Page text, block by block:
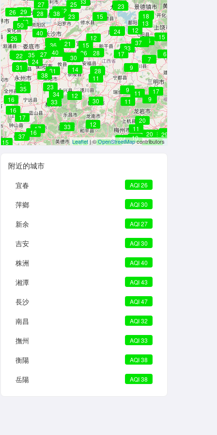
25
36
30
35
18
26
37
30
35
20
17
31
14
40
22
26
40
33
32
43
30
43
17
27
47 34
38
33
38
32 24
42
22
11
23
33
9
34
11
15
33
16
18
27
28
29
15
25
40
9
26
6
48
27
28
50
9
28
44 35
42
34
23
15
10
17
35
22
12
15
13
12
17
11
12
31
16
13
26
20
12
23
41 17
7
24
44
11
29
11
28
21 37
42
12
31
37
12
10
16
14
24
20
29
Leaflet| ©OpenStreetMapcontributors
附近的城市
宜春 AQI 26
萍鄉 AQI 30
新余 AQI 27
吉安 AQI 30
株洲 AQI 40
湘潭 AQI 43
長沙 AQI 47
南昌 AQI 32
撫州 AQI 33
衡陽 AQI 38
岳陽 AQI 38